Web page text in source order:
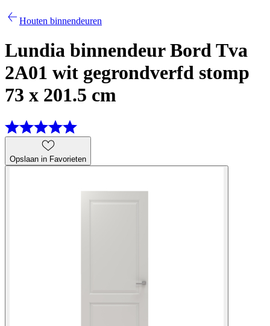
Houten binnendeuren
Lundia binnendeur Bord Tva
2A01 wit gegrondverfd stomp
73 x 201.5 cm
Opslaan in Favorieten